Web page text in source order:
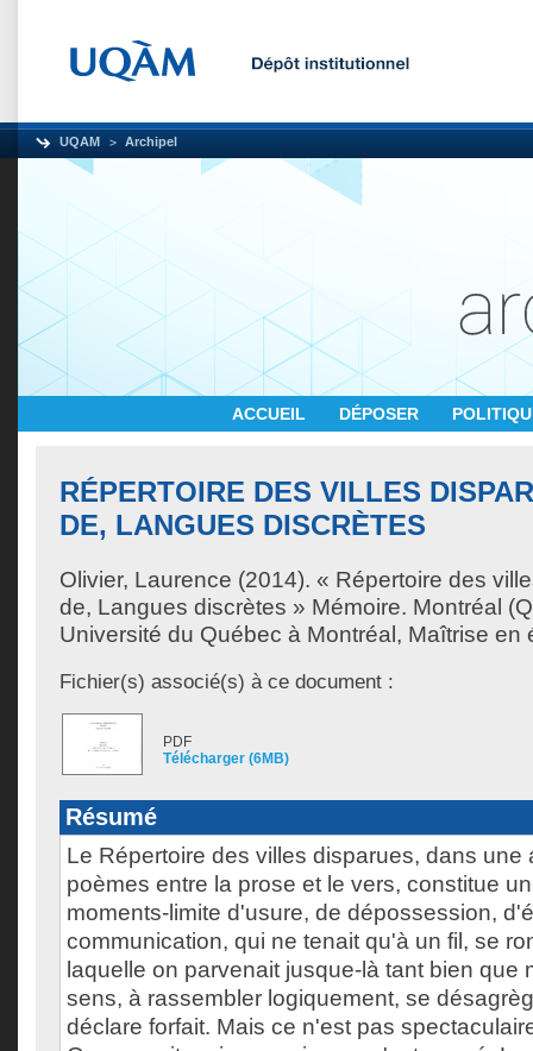
UQAM Archipel
ACCUEIL DÉPOSER
RÉPERTOIRE DES VILLES
DE, LANGUES DISCRÈTES
Olivier, Laurence (2014). « Répertoire des
de, Langues discrètes » Mémoire. Montréal
Université du Québec à Montréal, Maîtrise en
Fichier(s) associé(s) à ce document :
PDF
Télécharger (6MB)
Résumé
Le Répertoire des villes disparues, dans une
poèmes entre la prose et le vers, constitue
moments-limite d'usure, de dépossession,
communication, qui ne tenait qu'à un fil, se
laquelle on parvenait jusque-là tant bien que
sens, à rassembler logiquement, se
déclare forfait. Mais ce n'est pas